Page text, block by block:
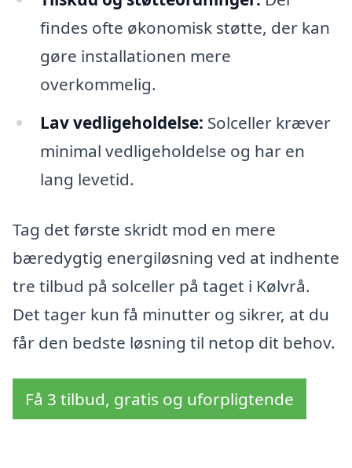
findes ofte økonomisk støtte, der kan
gøre installationen mere
overkommelig.
Lav vedligeholdelse: Solceller kræver
minimal vedligeholdelse og har en
lang levetid.
Tag det første skridt mod en mere
bæredygtig energiløsning ved at indhente
tre tilbud på solceller på taget i Kølvrå.
Det tager kun få minutter og sikrer, at du
får den bedste løsning til netop dit behov.
Få 3 tilbud, gratis og uforpligtende